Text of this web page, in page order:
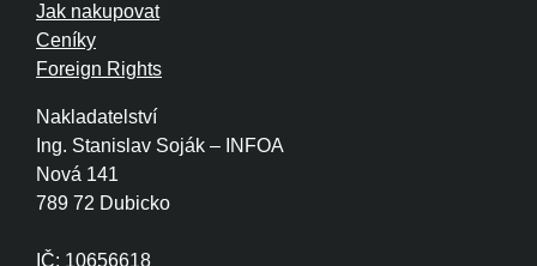
Nakladatelství
Ing. Stanislav Soják – INFOA
Nová 141
789 72 Dubicko
IČ: 10656618
Jak nakupovat
Ceníky
Foreign Rights